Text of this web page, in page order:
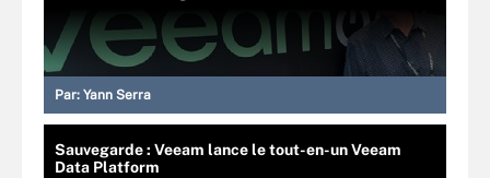
Par: Yann Serra
Sauvegarde : Veeam lance le tout-en-un Veeam
Data Platform